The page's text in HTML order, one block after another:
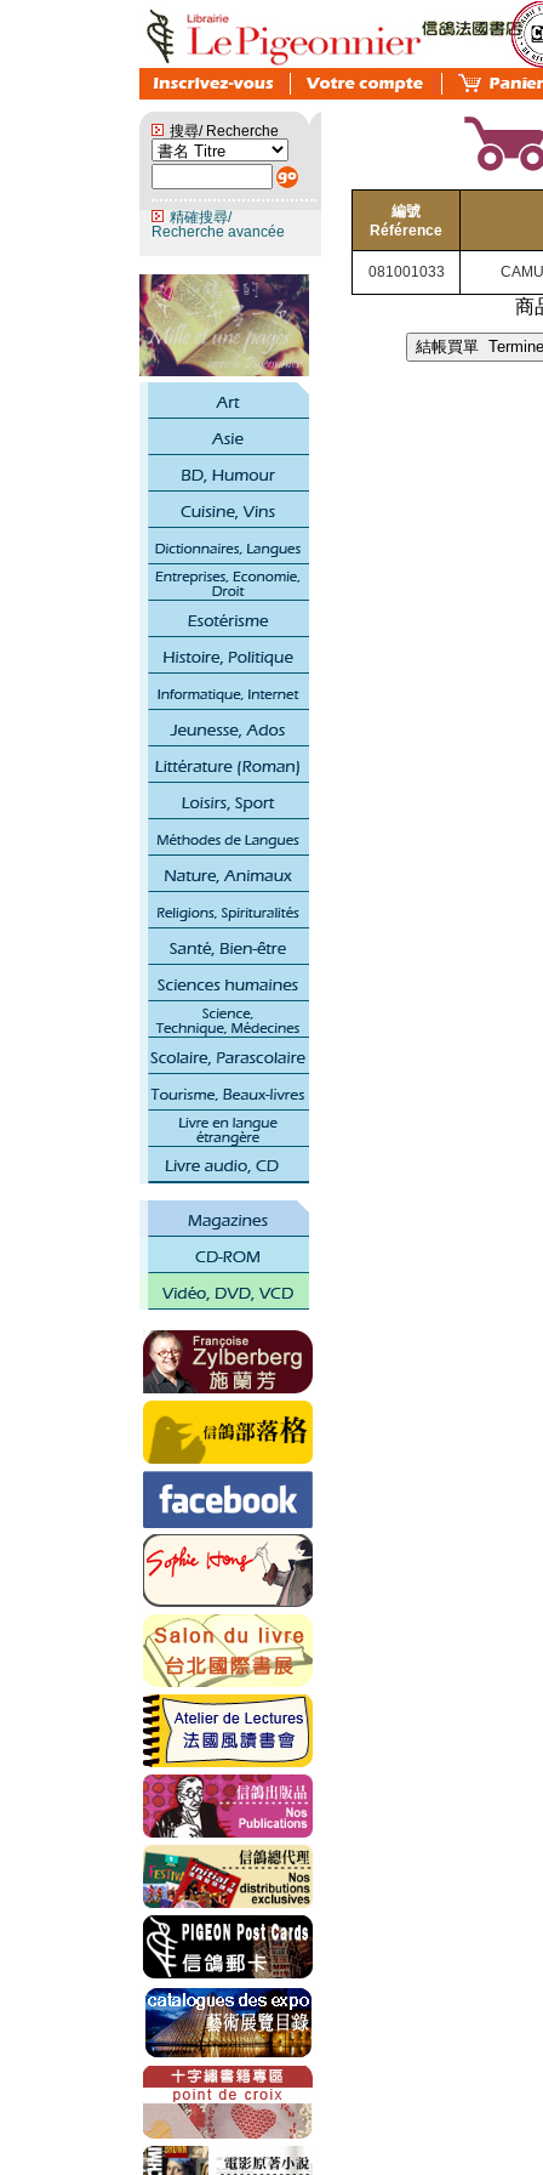
搜尋/ Recherche
精確搜尋/
Recherche avancée
編號
Référence
081001033
商